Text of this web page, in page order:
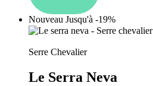
Nouveau Jusqu'à -19%
establishment.station_label:
Serre Chevalier
Le Serra Neva